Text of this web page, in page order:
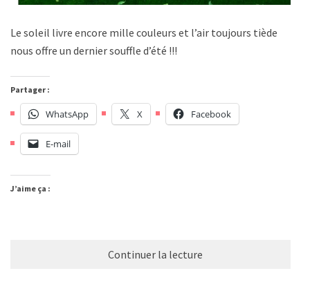
Le soleil livre encore mille couleurs et l’air toujours tiède
nous offre un dernier souffle d’été !!!
Partager :
WhatsApp X Facebook
E-mail
J’aime ça :
Continuer la lecture